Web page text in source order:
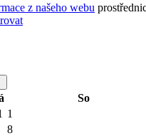
z našeho webu
So
1
8